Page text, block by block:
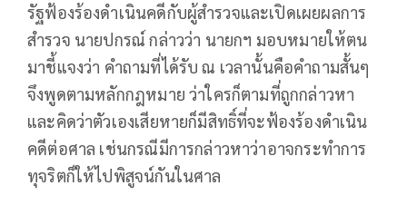
รัฐฟ้องร้องดำเนินคดีกับผู้สำรวจและเปิดเผยผลการ
สำรวจ นายปกรณ์​ กล่าวว่า​ นายกฯ มอบหมายให้ตน
มาชี้แจงว่า​ คำถามที่ได้รับ​ ณ เวลานั้นคือคำถามสั้นๆ ​
จึงพูดตามหลักกฎหมาย ว่าใครก็ตามที่ถูกกล่าวหา​
และคิดว่าตัวเองเสียหายก็มีสิทธิ์ที่จะฟ้องร้องดำเนิน
คดีต่อศาล เช่นกรณีมีการกล่าวหาว่าอาจกระทำการ
ทุจริตก็ให้ไปพิสูจน์กันในศาล​